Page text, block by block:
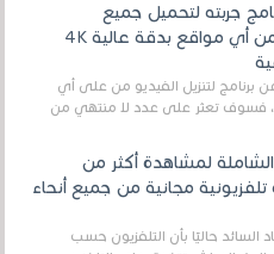
جربته لتحميل جميع
الفيديوهات من أي مواقع بدقة عالية 4K
برنامج لتنزيل الفيديو من على أي
فسوف تعثر على عدد لا منتهي من
قائمة IPTV الشاملة لمشاهدة أكثر من
قناة تلفزيونية مجانية من جميع أنحاء
السائد حاليًا بأن التلفزيون حسب